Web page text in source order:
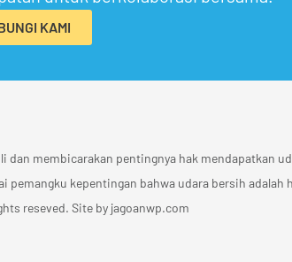
KAMI
membicarakan pentingnya hak mendapatkan
pemangku kepentingan bahwa udara bersih
reseved. Site by jagoanwp.com